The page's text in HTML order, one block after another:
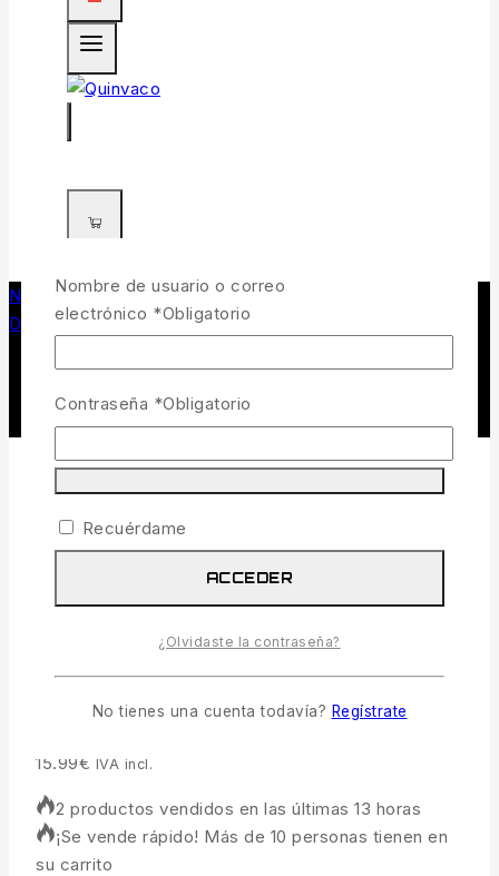
Navegando en / Tienda de pesca y caza
DEPREDADORES
Gorra negra Savage Gear
Gorra Negra Savage Gear
15.99€ IVA incl.
2 productos vendidos en las últimas 13 horas
¡Se vende rápido! Más de 10 personas tienen en
su carrito
Nombre de usuario o correo
electrónico *Obligatorio
Contraseña *Obligatorio
Recuérdame
ACCEDER
¿Olvidaste la contraseña?
No tienes una cuenta todavía? Regístrate